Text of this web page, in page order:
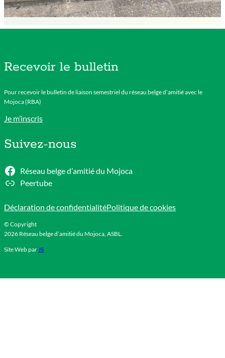
Recevoir le bulletin
Pour recevoir le bulletin de liaison semestriel du réseau belge d’amitié avec le
Mojoca (RBA)
Je m’inscris
Suivez-nous
Réseau belge d’amitié du Mojoca
Peertube
Déclaration de confidentialitéPolitique de cookies
© Copyright
2026 Réseau belge d’amitié du Mojoca, ASBL.
Site Web parJS